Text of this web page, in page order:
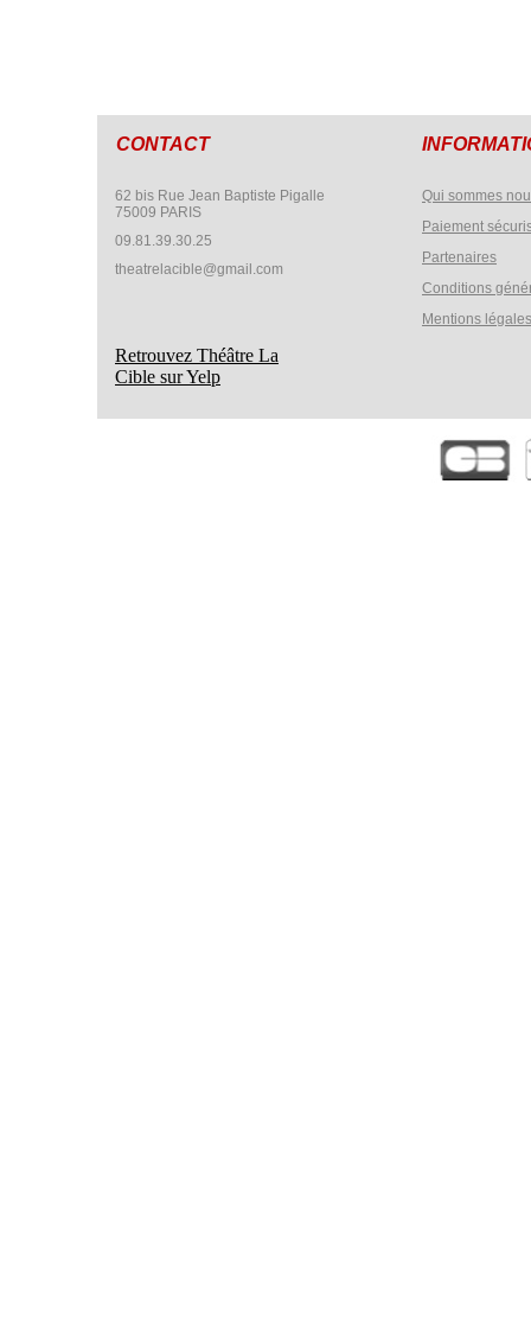
CONTACT
62 bis Rue Jean Baptiste Pigalle
75009 PARIS
09.81.39.30.25
theatrelacible@gmail.com
Retrouvez Théâtre La
Cible sur Yelp
Qui sommes
Paiement
Partenaires
Conditions
Mentions légales